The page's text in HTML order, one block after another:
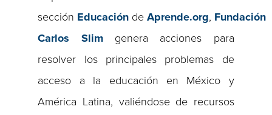
sección Educación deAprende.org, Fundación
Carlos Slimgenera acciones para
resolver los principales problemas de
acceso a la educación en México y
América Latina, valiéndose de recursos